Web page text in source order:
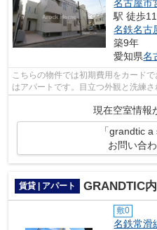
名古屋市
駅 徒歩
名鉄名古
築9年
愛知県名
こちらの物件では初期費用をカード
はアパートです。目立つ外観と洗練
現在空室情報
「grandtic
お問い合
賃貸 | アパート GRANDTIC
敷0
名鉄常滑